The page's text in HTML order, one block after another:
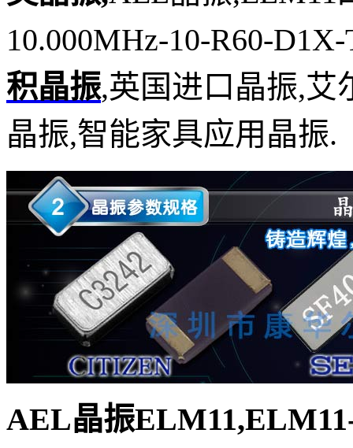
10.000MHz-10-R60-
积晶振,英国进口晶振,艾
晶振,智能家具应用晶振.
AEL晶振